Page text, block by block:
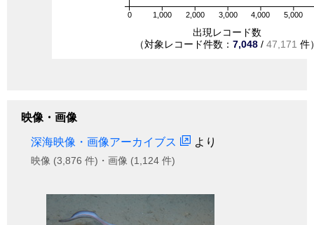
0 1,000 2,000 3,000 4,000 5,000
出現レコード数
（対象レコード件数： 7,048 / 47,171 件
映像・画像
深海映像・画像アーカイブス より
映像 (3,876 件)・画像 (1,124 件)